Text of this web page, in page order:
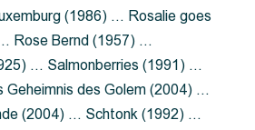
(1986) … Rosalie goes
Rose Bernd (1957) …
… Salmonberries (1991) …
Geheimnis des Golem (2004) …
(2004) … Schtonk (1992) …